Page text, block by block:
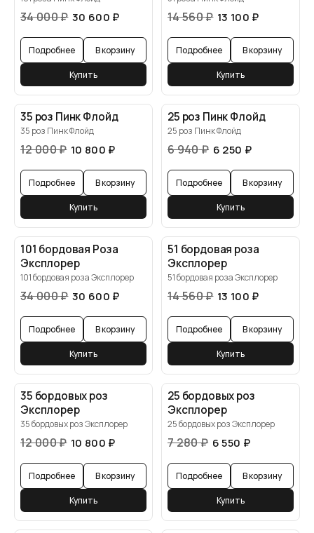
34 000₽ 30 600 ₽
Подробнее В корзину
Купить
14 560₽ 13 100 ₽
Подробнее В корзину
Купить
35 роз Пинк Флойд
35 роз Пинк Флойд
12 000₽ 10 800 ₽
Подробнее В корзину
Купить
25 роз Пинк Флойд
25 роз Пинк Флойд
6 940₽ 6 250 ₽
Подробнее В корзину
Купить
101 бордовая Роза
Эксплорер
101 бордовая роза Эксплорер
34 000₽ 30 600 ₽
Подробнее В корзину
Купить
51 бордовая роза
Эксплорер
51 бордовая роза Эксплорер
14 560₽ 13 100 ₽
Подробнее В корзину
Купить
35 бордовых роз
Эксплорер
35 бордовых роз Эксплорер
12 000₽ 10 800 ₽
Подробнее В корзину
Купить
25 бордовых роз
Эксплорер
25 бордовых роз Эксплорер
7 280₽ 6 550 ₽
Подробнее В корзину
Купить